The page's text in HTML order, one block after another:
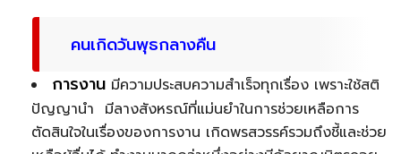
คนเกิดวันพุธกลางคืน
การงาน มีความประสบความสำเร็จทุกเรื่อง เพราะใช้สติ
ปัญญานำ มีลางสังหรณ์ที่แม่นยำในการช่วยเหลือการ
ตัดสินใจในเรื่องของการงาน เกิดพรสวรรค์รวมถึงชี้และช่วย